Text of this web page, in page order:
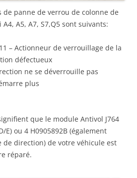
de panne de verrou de colonne de
A5, A7, S7,Q5 sont suivants:
– Actionneur de verrouillage de la
défectueux
ne se déverrouille pas
plus
que le module Antivol J764
E) ou 4 H0905892B (également
de direction) de votre véhicule est
réparé.